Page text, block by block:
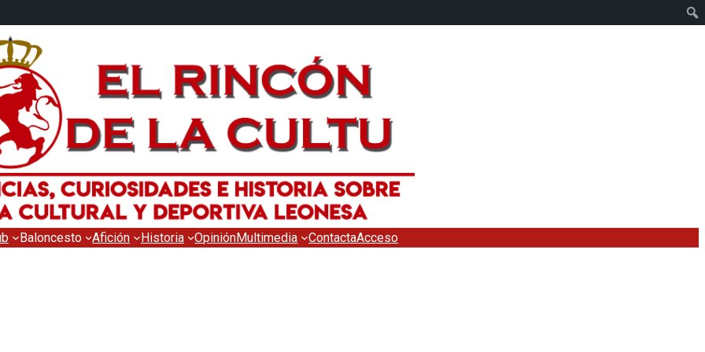
Baloncesto Afición Historia OpiniónMultimedia ContactaAcceso